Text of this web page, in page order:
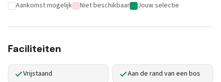
Aankomst mogelijk Niet beschikbaar Jouw selectie
Faciliteiten
Vrijstaand Aan de rand van een bos